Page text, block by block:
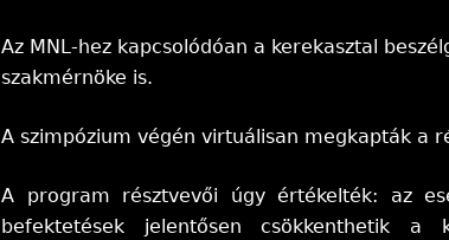
Az MNL-hez kapcsolódóan a kerekasztal
szakmérnöke is.
A szimpózium végén virtuálisan megkapták a
A program résztvevői úgy értékelték: az
befektetések jelentősen csökkenthetik a